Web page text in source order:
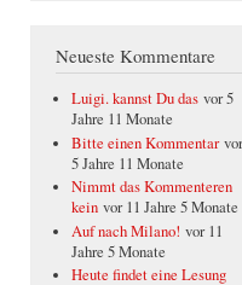
Neueste Kommentare
Luigi. kannst Du das vor 5
Jahre 11 Monate
Bitte einen Kommentar vor
5 Jahre 11 Monate
Nimmt das Kommenteren
kein vor 11 Jahre 5 Monate
Auf nach Milano! vor 11
Jahre 5 Monate
Heute findet eine Lesung